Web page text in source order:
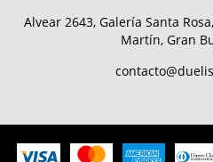
Alvear 2643, Galería Santa
Martín, Gran